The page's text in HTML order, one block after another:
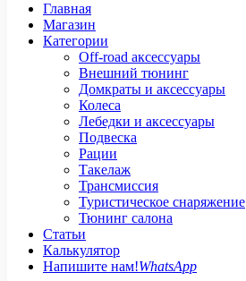
Главная
Магазин
Категории
Off-road аксессуары
Внешний тюнинг
Домкраты и аксессуары
Колеса
Лебедки и аксессуары
Подвеска
Рации
Такелаж
Трансмиссия
Туристическое снаряжение
Тюнинг салона
Статьи
Калькулятор
Напишите нам!WhatsApp